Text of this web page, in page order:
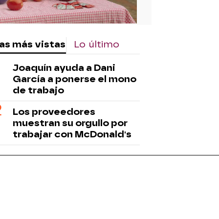
más vistas Lo último
Joaquín ayuda a Dani
García a ponerse el mono
de trabajo
Los proveedores
muestran su orgullo por
trabajar con McDonald's